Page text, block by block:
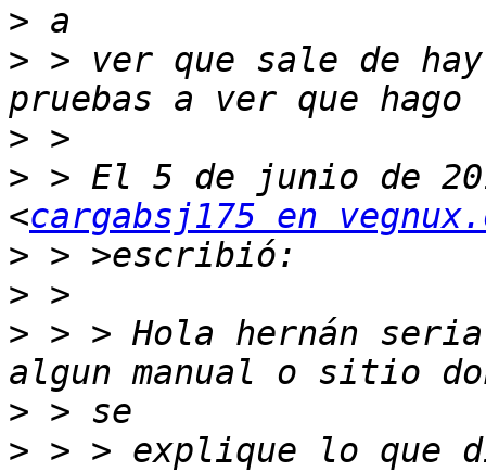
>
> > ver que sale de
>
> > El 5 de junio de
<cargabsj175 en
>
>
> > > Hola hernán
>
> > > explique lo que